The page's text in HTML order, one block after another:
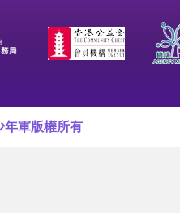
軍版權所有